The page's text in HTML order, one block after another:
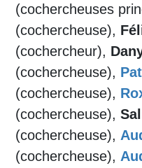
(cochercheuses
(cochercheuse),
(cochercheur),
(cochercheuse),
(cochercheuse),
(cochercheuse),
(cochercheuse),
(cochercheuse),